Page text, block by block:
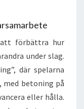
att förbättra hur
under slag.
där spelarna
med betoning på
eller hålla.